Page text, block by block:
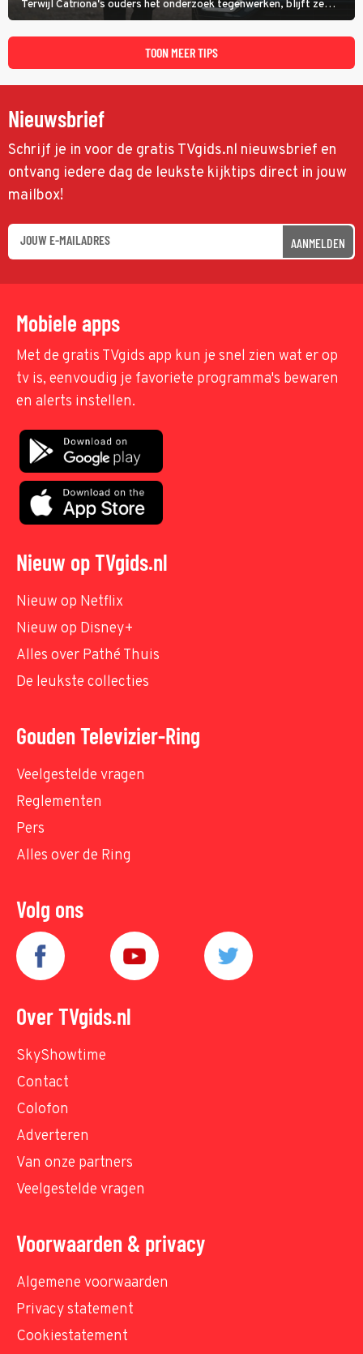
Terwijl Catriona's ouders het onderzoek tegenwerken, blijft ze
speuren naar Adam. In deze slotaflevering van Karen Pirie leidt het
spoor via Frankrijk en Italië naar Malta.
TOON MEER TIPS
Nieuwsbrief
Schrijf je in voor de gratis TVgids.nl nieuwsbrief en
ontvang iedere dag de leukste kijktips direct in jouw
mailbox!
AANMELDEN
Mobiele apps
Met de gratis TVgids app kun je snel zien wat er op
tv is, eenvoudig je favoriete programma's bewaren
en alerts instellen.
Nieuw op TVgids.nl
Nieuw op Netflix
Nieuw op Disney+
Alles over Pathé Thuis
De leukste collecties
Gouden Televizier-Ring
Veelgestelde vragen
Reglementen
Pers
Alles over de Ring
Volg ons
Over TVgids.nl
SkyShowtime
Contact
Colofon
Adverteren
Van onze partners
Veelgestelde vragen
Voorwaarden & privacy
Algemene voorwaarden
Privacy statement
Cookiestatement